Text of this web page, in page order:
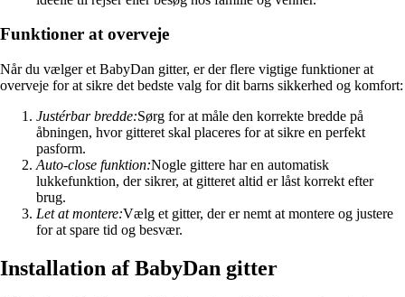
Funktioner at overveje
Når du vælger et BabyDan gitter, er der flere vigtige funktioner at
overveje for at sikre det bedste valg for dit barns sikkerhed og komfort:
Justérbar bredde:Sørg for at måle den korrekte bredde på
åbningen, hvor gitteret skal placeres for at sikre en perfekt
pasform.
Auto-close funktion:Nogle gittere har en automatisk
lukkefunktion, der sikrer, at gitteret altid er låst korrekt efter
brug.
Let at montere:Vælg et gitter, der er nemt at montere og justere
for at spare tid og besvær.
Installation af BabyDan gitter